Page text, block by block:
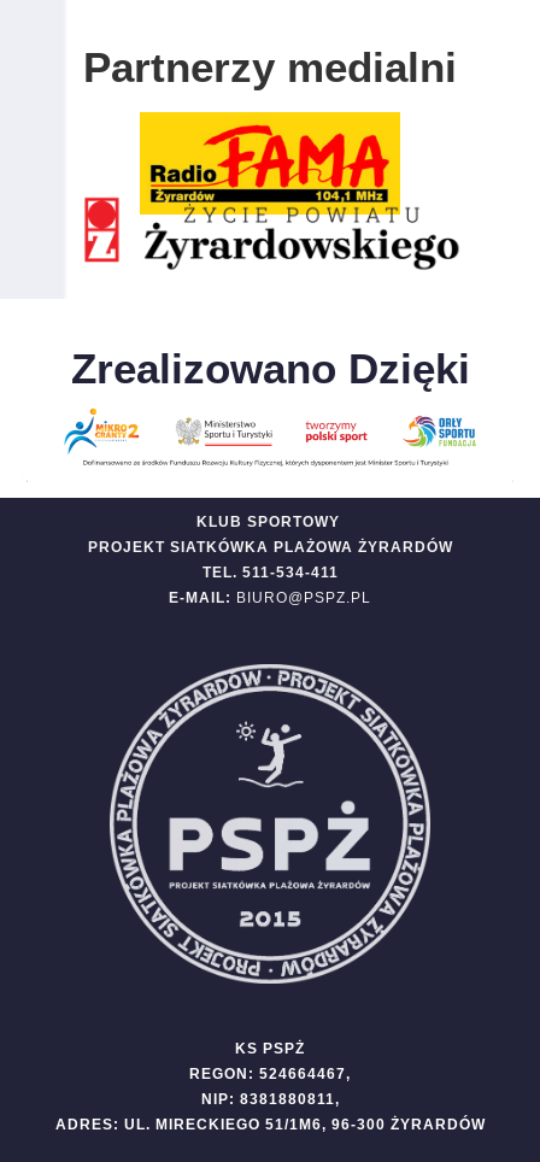
Partnerzy medialni
Zrealizowano Dzięki
KLUB SPORTOWY
PROJEKT SIATKÓWKA PLAŻOWA ŻYRARDÓW
TEL. 511-534-411
E-MAIL: BIURO@PSPZ.PL
KS PSPŻ
REGON: 524664467,
NIP: 8381880811,
ADRES: UL. MIRECKIEGO 51/1M6, 96-300 ŻYRARDÓW